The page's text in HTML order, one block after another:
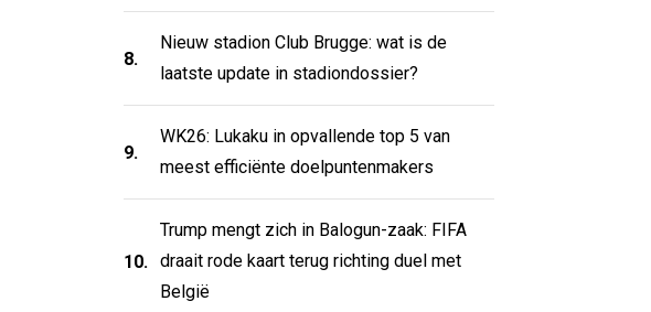
8.
Nieuw stadion Club Brugge: wat is de
laatste update in stadiondossier?
9.
WK26: Lukaku in opvallende top 5 van
meest efficiënte doelpuntenmakers
10.
Trump mengt zich in Balogun-zaak: FIFA
draait rode kaart terug richting duel met
België